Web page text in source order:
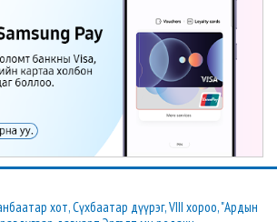
хот, Сүхбаатар дүүрэг, VIII хороо, "Ардын